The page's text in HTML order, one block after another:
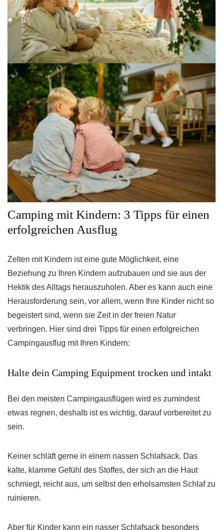
Camping mit Kindern: 3 Tipps für einen
erfolgreichen Ausflug
Zelten mit Kindern ist eine gute Möglichkeit, eine
Beziehung zu Ihren Kindern aufzubauen und sie aus der
Hektik des Alltags herauszuholen. Aber es kann auch eine
Herausforderung sein, vor allem, wenn Ihre Kinder nicht so
begeistert sind, wenn sie Zeit in der freien Natur
verbringen. Hier sind drei Tipps für einen erfolgreichen
Campingausflug mit Ihren Kindern:
Halte dein Camping Equipment trocken und intakt
Bei den meisten Campingausflügen wird es zumindest
etwas regnen, deshalb ist es wichtig, darauf vorbereitet zu
sein.
Keiner schläft gerne in einem nassen Schlafsack. Das
kalte, klamme Gefühl des Stoffes, der sich an die Haut
schmiegt, reicht aus, um selbst den erholsamsten Schlaf zu
ruinieren.
Aber für Kinder kann ein nasser Schlafsack besonders